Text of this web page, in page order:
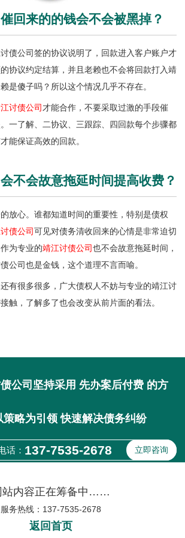
回来的的钱会不会被黑掉？
债公司签的协议说明了，回款进入客户账户才
协议约定结算，并且老赖也不会将回款打入靖
是傻子吗？所以这个情况几乎不存在。
讨债公司 才能合作，不要采取过激的手段催
一了解、二协议、三跟踪、四回款每个步骤都
能保证高效的回款。
不会故意拖延时间提高收费？
放心。谁都知道时间的重要性，特别是债权
债公司可见对债务清收回来的心情是非常迫切
为专业的靖江讨债公司也不会故意拖延时间，
公司也是金钱，这个道理不言而喻。
有很多很多，广大债权人不妨与专业的靖江讨
触，了解多了也会改变从前片面的看法。
公司坚持采用 先办案后付费 的方
策略为引领 快速解决债务纠纷
话： 137-7535-2678 立即咨询
站内容正在筹备中……
服务热线：137-7535-2678
返回首页